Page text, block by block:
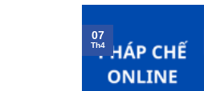
07
Th4